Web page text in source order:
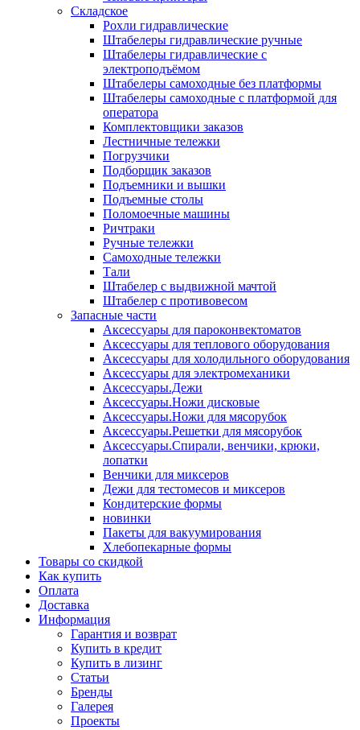
Складское
Рохли гидравлические
Штабелеры гидравлические ручные
Штабелеры гидравлические с
электроподъёмом
Штабелеры самоходные без платформы
Штабелеры самоходные с платформой для
оператора
Комплектовщики заказов
Лестничные тележки
Погрузчики
Подборщик заказов
Подъемники и вышки
Подъемные столы
Поломоечные машины
Ричтраки
Ручные тележки
Самоходные тележки
Тали
Штабелер с выдвижной мачтой
Штабелер с противовесом
Запасные части
Аксессуары для пароконвектоматов
Аксессуары для теплового оборудования
Аксессуары для холодильного оборудования
Аксессуары для электромеханики
Аксессуары.Дежи
Аксессуары.Ножи дисковые
Аксессуары.Ножи для мясорубок
Аксессуары.Решетки для мясорубок
Аксессуары.Спирали, венчики, крюки,
лопатки
Венчики для миксеров
Дежи для тестомесов и миксеров
Кондитерские формы
новинки
Пакеты для вакуумирования
Хлебопекарные формы
Товары со скидкой
Как купить
Оплата
Доставка
Информация
Гарантия и возврат
Купить в кредит
Купить в лизинг
Статьи
Бренды
Галерея
Проекты